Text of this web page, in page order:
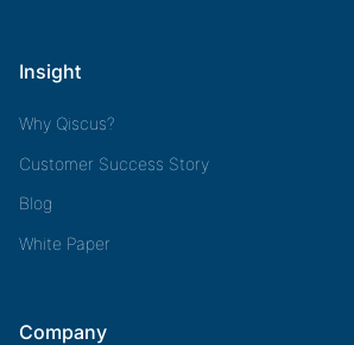
Insight
Why Qiscus?
Customer Success Story
Blog
White Paper
Company